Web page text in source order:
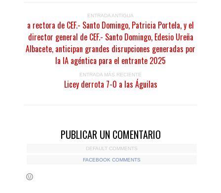
ENTRADA ANTIGUA
a rectora de CEF.- Santo Domingo, Patricia Portela, y el
director general de CEF.- Santo Domingo, Edesio Ureña
Albacete, anticipan grandes disrupciones generadas por
la IA agéntica para el entrante 2025
ENTRADA MÁS RECIENTE
Licey derrota 7-0 a las Águilas
PUBLICAR UN COMENTARIO
DEFAULT COMMENTS
FACEBOOK COMMENTS